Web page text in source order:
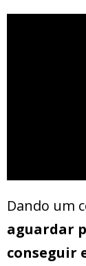
Dando um
aguardar
conseguir